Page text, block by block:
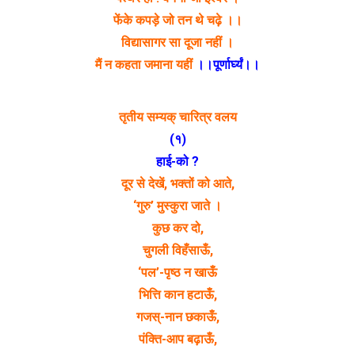
फेंके कपड़े जो तन थे चढ़े ।।
विद्यासागर सा दूजा नहीं ।
मैं न कहता जमाना यहीं ।।पूर्णार्घ्यं।।
तृतीय सम्यक् चारित्र वलय
(१)
हाई-को ?
दूर से देखें, भक्तों को आते,
‘गुरु’ मुस्कुरा जाते ।
कुछ कर दो,
चुगली विहँसाऊँ,
‘पल’-पृष्ठ न खाऊँ
भित्ति कान हटाऊँ,
गजस्-नान छकाऊँ,
पंक्ति-आप बढ़ाऊँ,